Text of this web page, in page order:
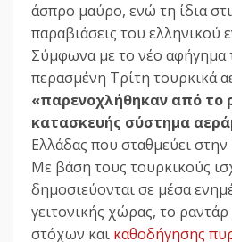
άσπρο μαύρο, ενώ τη ίδια
παραβιάσεις του ελληνικού
Σύμφωνα με το νέο αφήγημα
περασμένη Τρίτη τουρκικά
«παρενοχλήθηκαν από το
κατασκευής σύστημα
Ελλάδας που σταθμεύει στην
Με βάση τους τουρκικούς
δημοσιεύονται σε μέσα
γειτονικής χώρας, το
στόχων και καθοδήγησης